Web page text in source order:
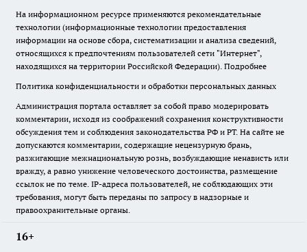
На информационном ресурсе применяются рекомендательные
технологии (информационные технологии предоставления
информации на основе сбора, систематизации и анализа сведений,
относящихся к предпочтениям пользователей сети "Интернет",
находящихся на территории Российской Федерации). Подробнее
Политика конфиденциальности и обработки персональных данных
Администрация портала оставляет за собой право модерировать
комментарии, исходя из соображений сохранения конструктивности
обсуждения тем и соблюдения законодательства РФ и РТ. На сайте не
допускаются комментарии, содержащие нецензурную брань,
разжигающие межнациональную рознь, возбуждающие ненависть или
вражду, а равно унижение человеческого достоинства, размещение
ссылок не по теме. IP-адреса пользователей, не соблюдающих эти
требования, могут быть переданы по запросу в надзорные и
правоохранительные органы.
16+